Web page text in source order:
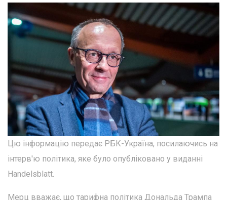
Цю інформацію передає РБК-Україна, посилаючись на
інтерв'ю політика, яке було опубліковано у виданні
Handelsblatt.
Мерц вважає, що тарифна політика Дональда Трампа